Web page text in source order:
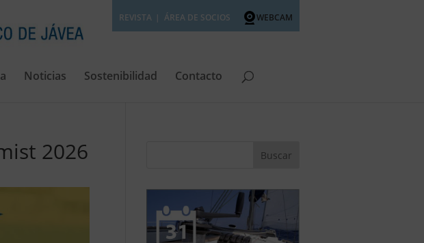
REVISTA ÁREA DE SOCIOS WEBCAM
Noticias Sostenibilidad Contacto
2026